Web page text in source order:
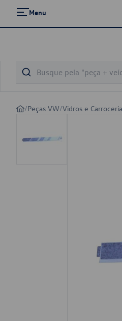
Menu
/Peças VW/Vidros e Carroceria